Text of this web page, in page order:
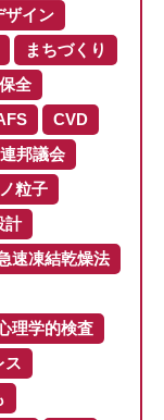
ザイン
まちづくり
保全
CVD
邦議会
粒子
計
速凍結乾燥法
理学的検査
ス